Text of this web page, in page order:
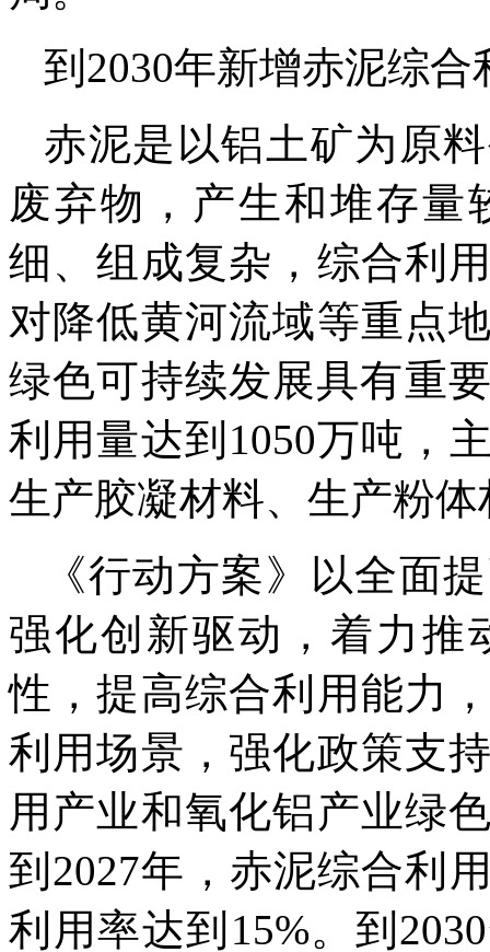
到2030年新增赤泥综合
赤泥是以铝土矿为原
废弃物，产生和堆存量
细、组成复杂，综合利
对降低黄河流域等重点
绿色可持续发展具有重
利用量达到1050万吨，
生产胶凝材料、生产粉
《行动方案》以全面
强化创新驱动，着力推
性，提高综合利用能力
利用场景，强化政策支
用产业和氧化铝产业绿
到2027年，赤泥综合利
利用率达到15%。到